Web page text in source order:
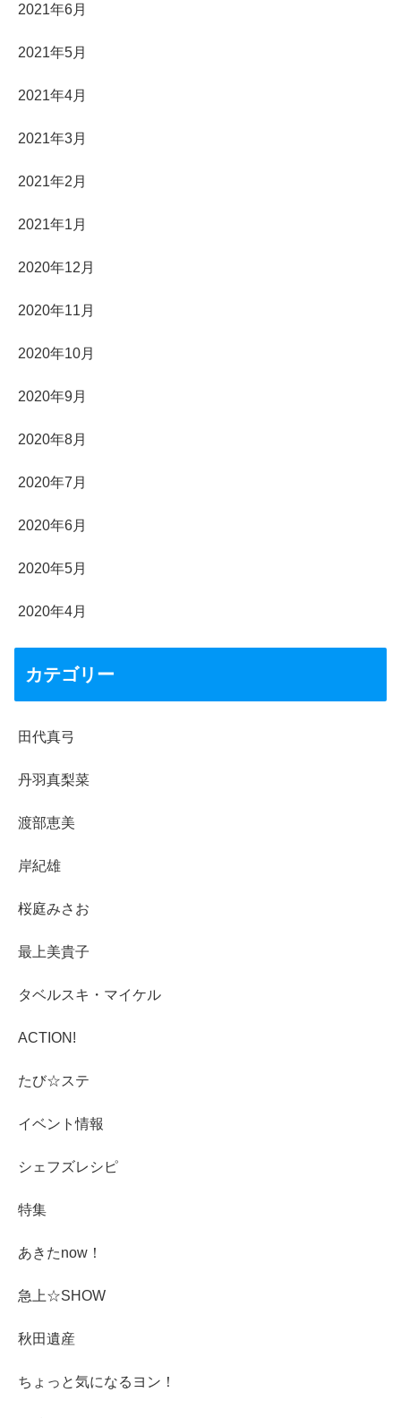
2021年6月
2021年5月
2021年4月
2021年3月
2021年2月
2021年1月
2020年12月
2020年11月
2020年10月
2020年9月
2020年8月
2020年7月
2020年6月
2020年5月
2020年4月
カテゴリー
田代真弓
丹羽真梨菜
渡部恵美
岸紀雄
桜庭みさお
最上美貴子
タベルスキ・マイケル
ACTION!
たび☆ステ
イベント情報
シェフズレシピ
特集
あきたnow！
急上☆SHOW
秋田遺産
ちょっと気になるヨン！